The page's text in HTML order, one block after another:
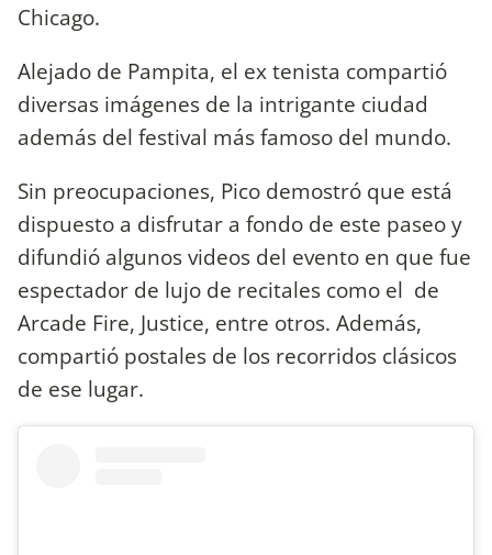
Chicago.
Alejado de Pampita, el ex tenista compartió
diversas imágenes de la intrigante ciudad
además del festival más famoso del mundo.
Sin preocupaciones, Pico demostró que está
dispuesto a disfrutar a fondo de este paseo y
difundió algunos videos del evento en que fue
espectador de lujo de recitales como el de
Arcade Fire, Justice, entre otros. Además,
compartió postales de los recorridos clásicos
de ese lugar.